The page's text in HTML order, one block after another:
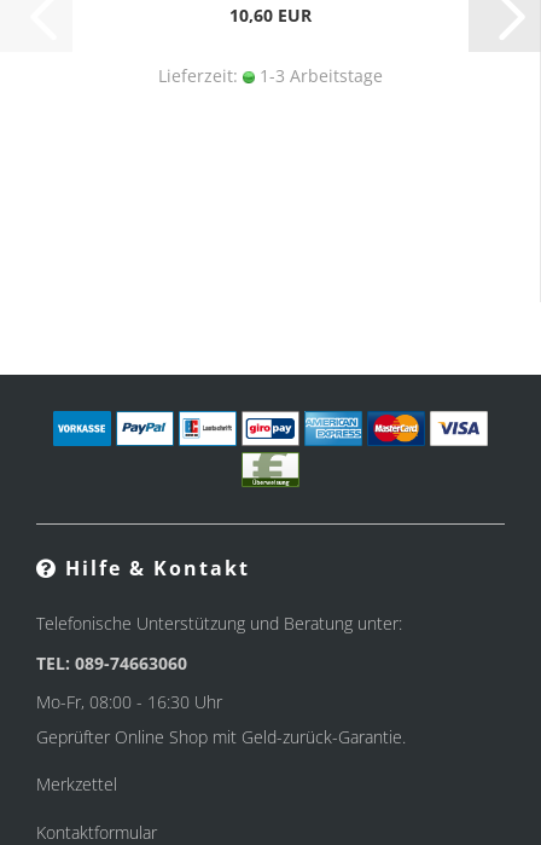
10,60 EUR
Lieferzeit: 1-3 Arbeitstage
Hilfe & Kontakt
Telefonische Unterstützung und Beratung unter:
TEL: 089-74663060
Mo-Fr, 08:00 - 16:30 Uhr
Geprüfter Online Shop mit Geld-zurück-Garantie.
Merkzettel
Kontaktformular